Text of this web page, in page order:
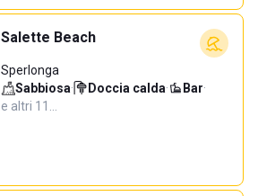
Salette Beach
Sperlonga
Sabbiosa· Doccia calda· Bar·
e altri 11…